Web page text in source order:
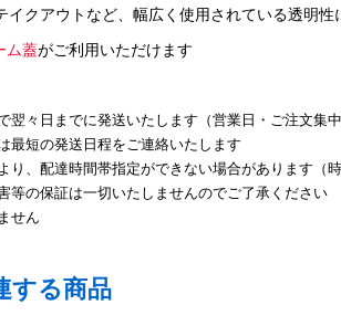
イクアウトなど、幅広く使用されている透明性
ム蓋がご利用いただけます
翌々日までに発送いたします（営業日・ご注文集中
最短の発送日程をご連絡いたします
り、配達時間帯指定ができない場合があります（
等の保証は一切いたしませんのでご了承ください
せん
する商品